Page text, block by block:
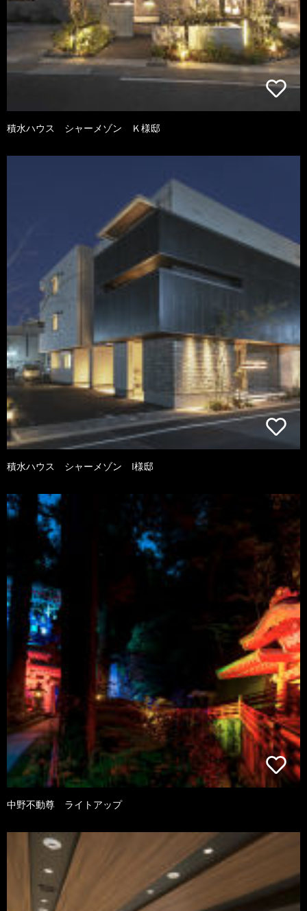
積水ハウス シャーメゾン Ｋ様邸
積水ハウス シャーメゾン I様邸
中野不動尊 ライトアップ